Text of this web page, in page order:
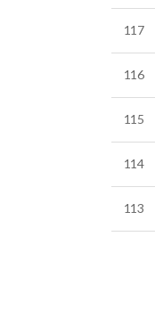
117
116
115
114
113